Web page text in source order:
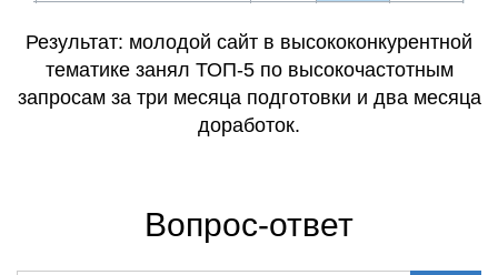
Результат: молодой сайт в высококонкурентной
тематике занял ТОП-5 по высокочастотным
запросам за три месяца подготовки и два месяца
доработок.
Вопрос-ответ